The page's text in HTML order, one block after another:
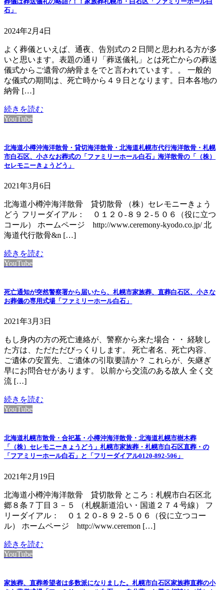
石」
2024年2月4日
よく葬儀といえば、通夜、告別式の２日間と思われる方が多
いと思います。表題の通り「葬送儀礼」とは死亡からの葬送
儀式からご遺骨の納骨まをでと言われています。。 一般的
な儀式の期間は、死亡時から４９日となります。日本各地の
納骨 […]
続きを読む
YouTube
北海道小樽沖海洋散骨・貸切海洋散骨・北海道札幌市代行海洋散骨・札幌
市白石区、小さなお葬式の「ファミリーホール白石」海洋散骨の「（株）
セレモニーきょうどう」
2021年3月6日
北海道小樽沖海洋散骨 貸切散骨 （株）セレモニーきょう
どう フリーダイアル： ０１２０-８９２-５０６（役に立つ
コール） ホームページ http://www.ceremony-kyodo.co.jp/ 北
海道代行散骨&n […]
続きを読む
YouTube
死亡通知が突然警察署から届いたら、札幌市家族葬、直葬白石区、小さな
お葬儀の専用式場「ファミリーホール白石」
2021年3月3日
もし身内の方の死亡連絡が、警察から来た場合・・ 経験し
た方は、ただただびっくりします。 死亡者名、死亡内容、
ご遺体の安置先、ご遺体の引取要請か？ これらが、矢継ぎ
早にお問合せがあります。 以前から交流のある故人 全く交
流 […]
続きを読む
YouTube
北海道札幌市散骨・合祀墓・小樽沖海洋散骨・北海道札幌市樹木葬
「（株）セレモニーきょうどう」札幌市家族葬・札幌市白石区直葬・の
「フアミリーホール白石」と「フリーダイアル0120-892-506」
2021年2月19日
北海道小樽沖海洋散骨 貸切散骨 ところ：札幌市白石区北
郷８条７丁目３－５ （札幌新道沿い・国道２７４号線） フ
リーダイアル： ０１２０-８９２-５０６（役に立つコー
ル） ホームページ http://www.ceremon […]
続きを読む
YouTube
家族葬、直葬希望者は多数派になりました。札幌市白石区家族葬直葬の小